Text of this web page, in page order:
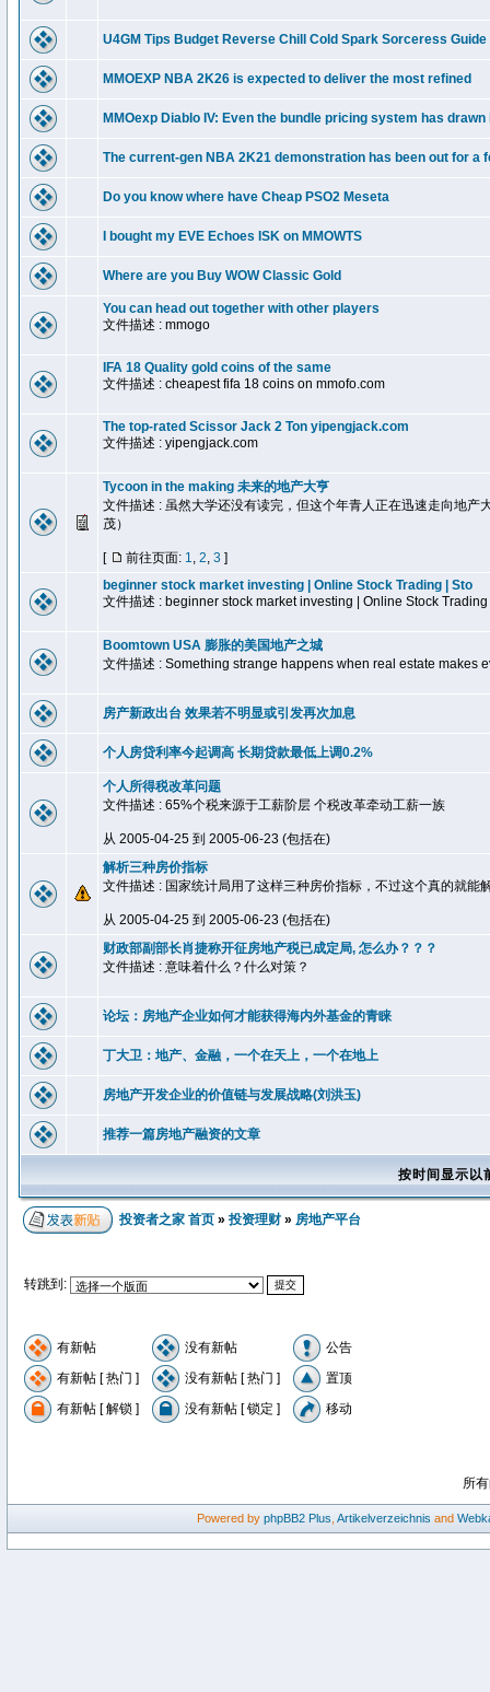
U4GM Tips Budget Reverse Chill Cold Spark Sorceress Guide
MMOEXP NBA 2K26 is expected to deliver the most refined
MMOexp Diablo IV: Even the bundle pricing system has drawn
The current-gen NBA 2K21 demonstration has been out for a
Do you know where have Cheap PSO2 Meseta
I bought my EVE Echoes ISK on MMOWTS
Where are you Buy WOW Classic Gold
You can head out together with other players
文件描述 : mmogo
IFA 18 Quality gold coins of the same
文件描述 : cheapest fifa 18 coins on mmofo.com
The top-rated Scissor Jack 2 Ton yipengjack.com
文件描述 : yipengjack.com
Tycoon in the making 未来的地产大亨
文件描述 : 虽然大学还没有读完，但这个年青人正在迅速走向地产
茂）
[ 前往页面: 1, 2, 3 ]
beginner stock market investing | Online Stock Trading | Sto
文件描述 : beginner stock market investing | Online Stock
Boomtown USA 膨胀的美国地产之城
文件描述 : Something strange happens when real estate makes
房产新政出台 效果若不明显或引发再次加息
个人房贷利率今起调高 长期贷款最低上调0.2%
个人所得税改革问题
文件描述 : 65%个税来源于工薪阶层 个税改革牵动工薪一族
从 2005-04-25 到 2005-06-23 (包括在)
解析三种房价指标
文件描述 : 国家统计局用了这样三种房价指标，不过这个真的就能
从 2005-04-25 到 2005-06-23 (包括在)
财政部副部长肖捷称开征房地产税已成定局, 怎么办？？？
文件描述 : 意味着什么？什么对策？
论坛：房地产企业如何才能获得海内外基金的青睐
丁大卫：地产、金融，一个在天上，一个在地上
房地产开发企业的价值链与发展战略(刘洪玉)
推荐一篇房地产融资的文章
按时间显示
投资者之家 首页 » 投资理财 » 房地产平台
转跳到:
有新帖 没有新帖
公告
有新帖 [ 热门 ]
没有新帖 [ 热门 ]
置顶
有新帖 [ 解锁 ]
没有新帖 [ 锁定 ] 移动
所
Powered by phpBB2 Plus Artikelverzeichnis and